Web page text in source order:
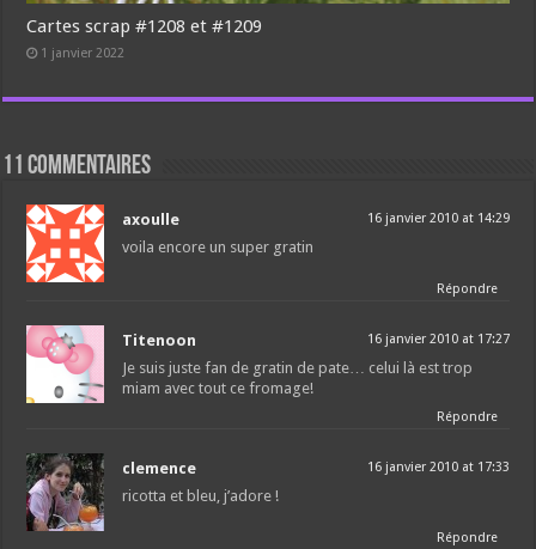
Cartes scrap #1208 et #1209
1 janvier 2022
11 commentaires
axoulle 16 janvier 2010 at 14:29
voila encore un super gratin
Répondre
Titenoon 16 janvier 2010 at 17:27
Je suis juste fan de gratin de pate… celui là est trop
miam avec tout ce fromage!
Répondre
clemence 16 janvier 2010 at 17:33
ricotta et bleu, j’adore !
Répondre